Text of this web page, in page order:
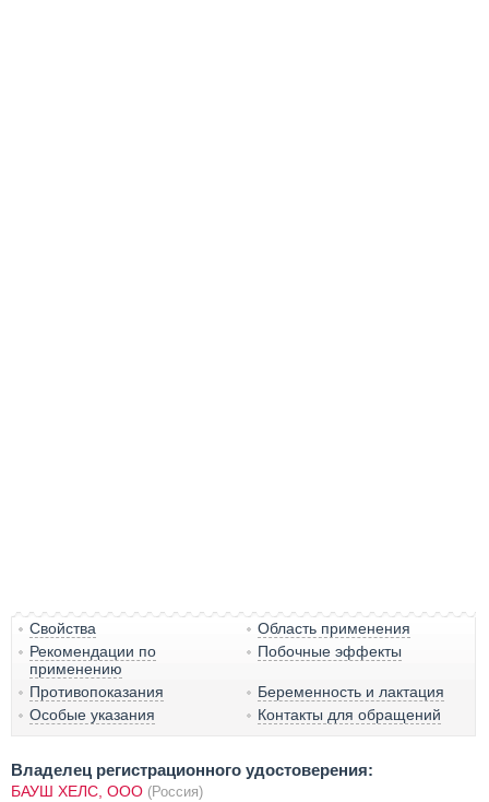
Свойства
Область применения
Рекомендации по
применению
Побочные эффекты
Противопоказания
Беременность и лактация
Особые указания
Контакты для обращений
Владелец регистрационного удостоверения:
БАУШ ХЕЛС, ООО (Россия)